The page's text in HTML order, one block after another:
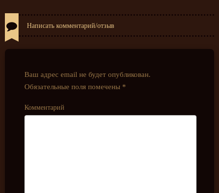
Написать комментарий/отзыв
Ваш адрес email не будет опубликован.
Обязательные поля помечены *
Комментарий